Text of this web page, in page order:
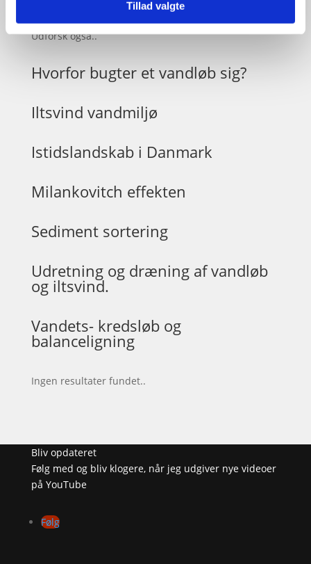
Tillad valgte
Udforsk også..
Hvorfor bugter et vandløb sig?
Iltsvind vandmiljø
Istidslandskab i Danmark
Milankovitch effekten
Sediment sortering
Udretning og dræning af vandløb
og iltsvind.
Vandets- kredsløb og
balanceligning
Ingen resultater fundet..
Bliv opdateret
Følg med og bliv klogere, når jeg udgiver nye videoer
på YouTube
Følg